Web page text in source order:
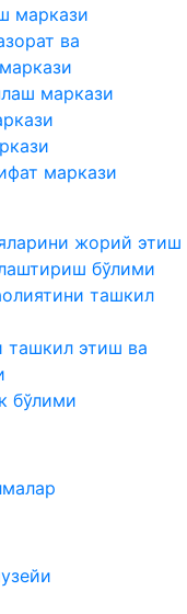
маркази
ва
маркази
маркази
жорий этиш
бўлими
ташкил
ташкил этиш ва
бўлими